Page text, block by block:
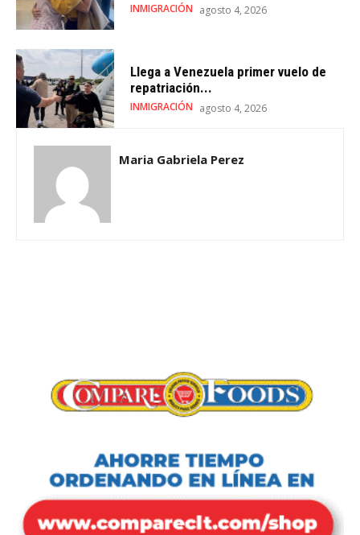
INMIGRACIÓN agosto 4, 2026
Llega a Venezuela primer vuelo de
repatriación...
INMIGRACIÓN agosto 4, 2026
Maria Gabriela Perez